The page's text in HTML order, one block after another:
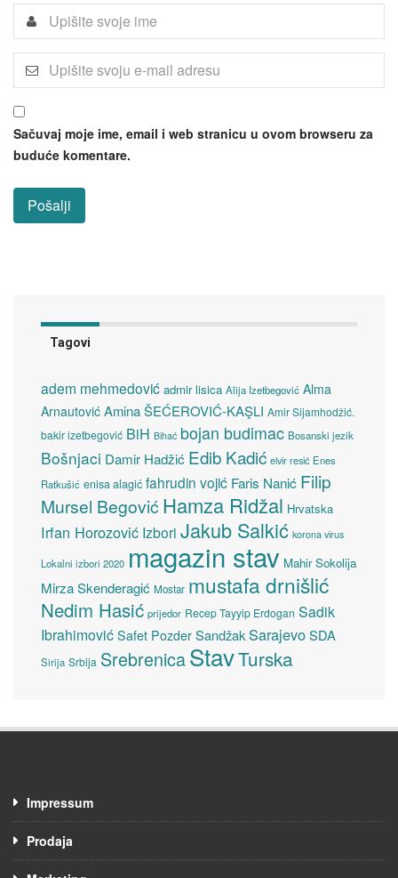
Sačuvaj moje ime, email i web stranicu u ovom browseru za
buduće komentare.
Tagovi
adem mehmedović admir lisica Alija Izetbegović Alma
Arnautović Amina ŠEĆEROVIĆ-KAŞLI Amir Sijamhodžić.
bakir izetbegović BiH Bihać bojan budimac Bosanski jezik
Bošnjaci Damir Hadžić Edib Kadić elvir resić Enes
Ratkušić enisa alagić fahrudin vojić Faris Nanić Filip
Mursel Begović Hamza Ridžal Hrvatska
Irfan Horozović Izbori Jakub Salkić korona virus
Lokalni izbori 2020 magazin stav Mahir Sokolija
Mirza Skenderagić Mostar mustafa drnišlić
Nedim Hasić prijedor Recep Tayyip Erdogan Sadik
Ibrahimović Safet Pozder SandžakSarajevoSDA
Sirija Srbija SrebrenicaStavTurska
Impressum
Prodaja